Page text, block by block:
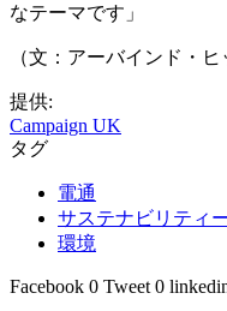
なテーマです」
（文：アーバインド・
提供:
Campaign UK
タグ
電通
サステナビリティ
環境
Facebook 0 Tweet 0